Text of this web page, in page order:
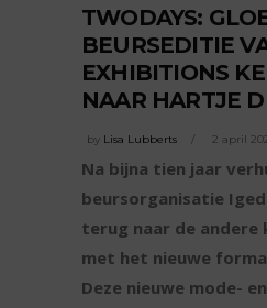
TWODAYS:
BEURSEDITIE
EXHIBITIONS
NAAR HARTJE
by Lisa Lubberts 2 april
Na bijna tien jaar
beursorganisatie
terug naar de andere
met het nieuwe
Deze nieuwe mode-